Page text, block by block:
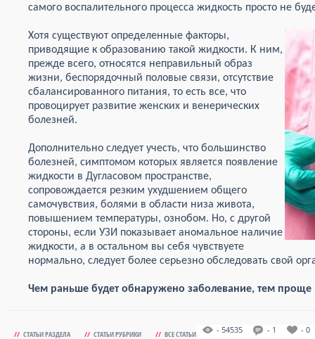
самого воспалительного процесса жидкость просто не
Хотя существуют определенные факторы,
приводящие к образованию такой жидкости. К ним,
прежде всего, относятся неправильный образ
жизни, беспорядочный половые связи, отсутствие
сбалансированного питания, то есть все, что
провоцирует развитие женских и венерических
болезней.
Дополнительно следует учесть, что большинство
болезней, симптомом которых является появление
жидкости в Дугласовом пространстве,
сопровождается резким ухудшением общего
самочувствия, болями в области низа живота,
повышением температуры, ознобом. Но, с другой
стороны, если УЗИ показывает аномальное наличие
жидкости, а в остальном вы себя чувствуете
нормально, следует более серьезно обследовать свой
Чем раньше будет обнаружено заболевание, тем проще
// СТАТЬИ РАЗДЕЛА // СТАТЬИ РУБРИКИ // ВСЕ СТАТЬИ - 54535 - 1 - 0